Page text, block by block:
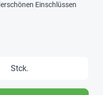
Einschlüssen
gewünschten
Stck.